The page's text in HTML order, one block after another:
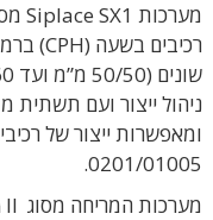
מערכות Siplace SX1 מספקות מהירות השמה גבוהה של עד
רכיבים בשעה (CPH)
ניהול ייצור ועם
ומאפשרות ייצור של
0201/01005.